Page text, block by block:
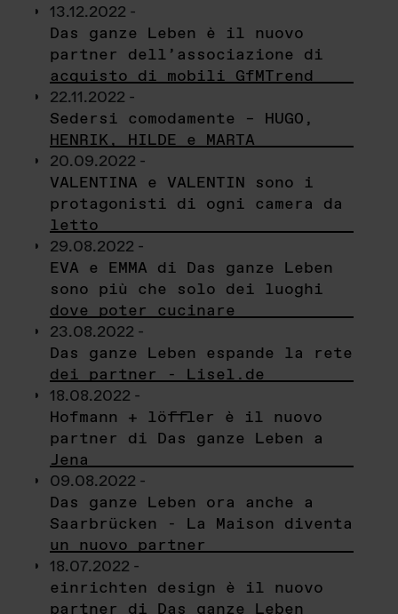
13.12.2022 -
Das ganze Leben è il nuovo
partner dell’associazione di
acquisto di mobili GfMTrend
22.11.2022 -
Sedersi comodamente – HUGO,
HENRIK, HILDE e MARTA
20.09.2022 -
VALENTINA e VALENTIN sono i
protagonisti di ogni camera da
letto
29.08.2022 -
EVA e EMMA di Das ganze Leben
sono più che solo dei luoghi
dove poter cucinare
23.08.2022 -
Das ganze Leben espande la rete
dei partner - Lisel.de
18.08.2022 -
Hofmann + löffler è il nuovo
partner di Das ganze Leben a
Jena
09.08.2022 -
Das ganze Leben ora anche a
Saarbrücken - La Maison diventa
un nuovo partner
18.07.2022 -
einrichten design è il nuovo
partner di Das ganze Leben